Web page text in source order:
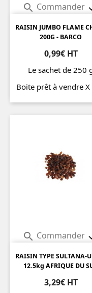
 Commander
RAISIN JUMBO FLAME
200G - BARCO
0,99€ HT
Le sachet de 250
Boite prêt à vendre X
Prix
 Commander
RAISIN TYPE SULTANA-
12.5kg AFRIQUE DU
3,29€ HT